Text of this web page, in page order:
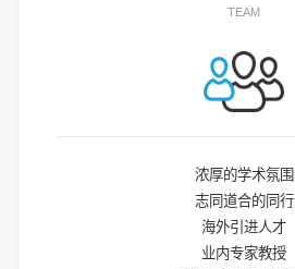
TEAM
浓厚的学术氛围
志同道合的同行
海外引进人才
业内专家教授